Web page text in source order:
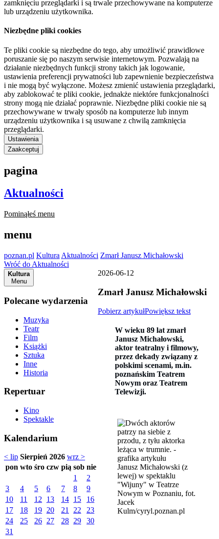
zamknięciu przeglądarki i są trwale przechowywane na komputerze
lub urządzeniu użytkownika.
Niezbędne pliki cookies
Te pliki cookie są niezbędne do tego, aby umożliwić prawidłowe
poruszanie się po naszym serwisie internetowym. Pozwalają na
działanie niezbędnych funkcji strony takich jak logowanie,
ustawienia preferencji prywatności lub zapewnienie bezpieczeństwa
i nie mogą być wyłączone. Możesz zmienić ustawienia przeglądarki,
aby zablokować te pliki cookie, jednakże niektóre funkcjonalności
strony mogą nie działać poprawnie. Niezbędne pliki cookie nie są
przechowywane w trwały sposób na komputerze lub innym
urządzeniu użytkownika i są usuwane z chwilą zamknięcia
przeglądarki.
Ustawienia
Zaakceptuj
pagina
Aktualności
Pominąłeś menu
menu
poznan.pl Kultura Aktualności Zmarł Janusz Michałowski
Wróć do Aktualności
Kultura
Menu
Polecane wydarzenia
Muzyka
Teatr
Film
Książki
Sztuka
Inne
Historia
Repertuar
Kino
Spektakle
Kalendarium
< lip Sierpień 2026 wrz >
pon wto śro czw pią sob nie
1
2
3
4 5 6 7 8
9
10
11 12 13 14 15
16
17
18 19 20 21 22
23
24
25 26 27 28 29
30
31
2026-06-12
Zmarł Janusz Michałowski
Pobierz artykułPowiększ tekst
W wieku 89 lat zmarł
Janusz Michałowski,
aktor teatralny i filmowy,
przez dekady związany z
polskimi scenami, m.in.
poznańskim Teatrem
Nowym oraz Teatrem
Telewizji.
Janusz Michałowski (z
lewej) w spektaklu
"Wijuny" w Teatrze
Nowym w Poznaniu, fot.
Jacek
Kulm/cyryl.poznan.pl